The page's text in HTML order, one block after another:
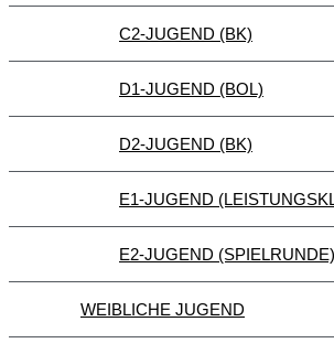
C2-JUGEND (BK)
D1-JUGEND (BOL)
D2-JUGEND (BK)
E1-JUGEND
E2-JUGEND (SPIELRUNDE)
WEIBLICHE JUGEND